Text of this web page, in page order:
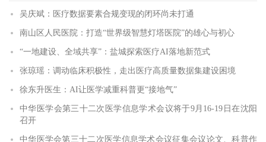
吴庆斌：医疗数据要素合规变现的闭环尚未打通
南山区人民医院：打造“世界级智慧灯塔医院”的雄心与初心
“一地建设、全域共享”：盐城探索医疗AI落地新范式
张琼瑶：调动临床积极性，走出医疗高质量数据集建设困境
徐东升医生：AI让医学减重科普更“接地气”
中华医学会第三十二次医学信息学术会议将于9月16-19日在沈阳
召开
中华医学会第三十二次医学信息学术会议征集会议论文、科普作